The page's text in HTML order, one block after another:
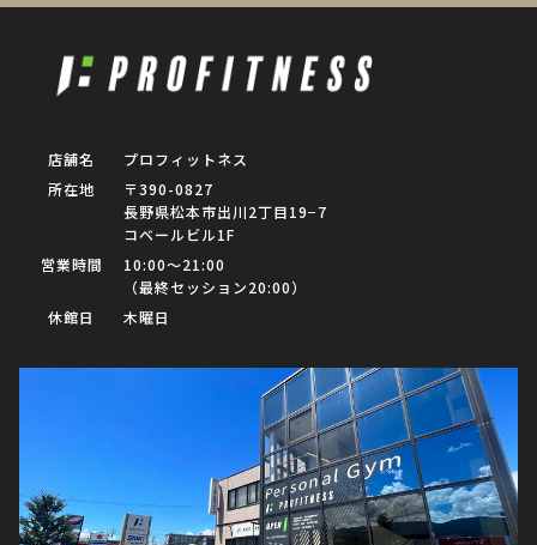
店舗名
プロフィットネス
所在地
〒390-0827
長野県松本市出川2丁目19−7
コベールビル1F
営業時間
10:00〜21:00
（最終セッション20:00）
休館日
木曜日